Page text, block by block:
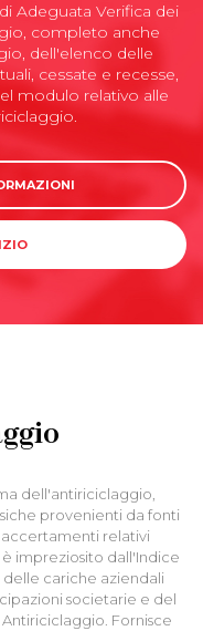
Adeguata Verifica dei
completo anche
dell'elenco delle
cessate e recesse,
modulo relativo alle
dell'antiriciclaggio,
provenienti da fonti
accertamenti relativi
impreziosito dall'Indice
cariche aziendali
societarie e del
Fornisce